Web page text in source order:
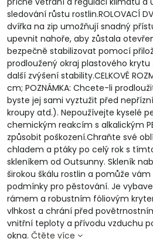
sledování růstu rostlin.ROLOVACÍ
dvířka na zip umožňují snadný
upevnit nahoře, aby zůstala
bezpečně stabilizovat pomocí
prodloužený okraj plastového
další zvýšení stability.CELKOVÉ
cm; POZNÁMKA: Chcete-li
byste jej sami vyztužit před
kroupy atd.). Nepoužívejte kyselé
chemickým reakcím s alkalickým
způsobit poškození.Chraňte své
chladem a ptáky po celý rok s
skleníkem od Outsunny. Skleník
širokou škálu rostlin a pomůže
podmínky pro pěstování. Je
rámem a robustním fóliovým
vlhkost a chrání před
vnitřní teploty a přívodu vzduchu
okna. Čtěte více